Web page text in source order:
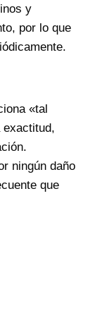
y
por lo que
«tal
exactitud,
ningún daño
que